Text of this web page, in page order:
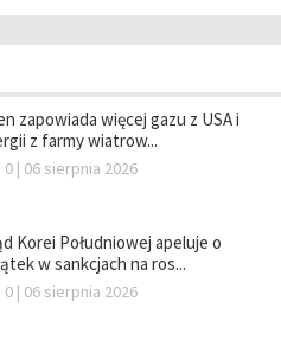
zapowiada więcej gazu z USA i
z farmy wiatrow...
0 | 06 sierpnia 2026
Korei Południowej apeluje o
w sankcjach na ros...
0 | 06 sierpnia 2026